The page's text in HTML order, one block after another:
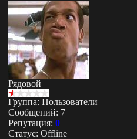
Рядовой
Группа: Пользователи
Сообщений: 7
Репутация: 0
Статус: Offline